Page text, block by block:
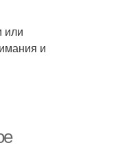
или
и